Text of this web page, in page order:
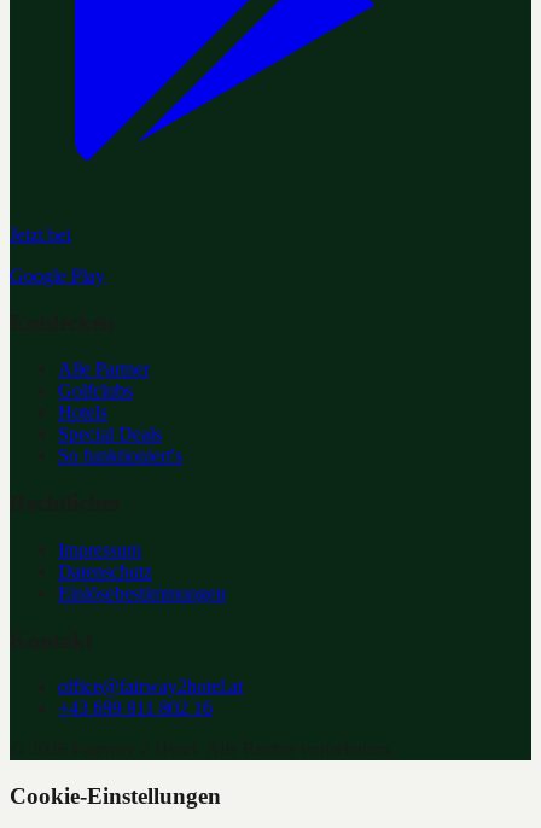
Jetzt bei
Google Play
Alle Partner
Golfclubs
Hotels
Special Deals
So funktioniert's
Impressum
Datenschutz
Einlösebestimmungen
office@fairway2hotel.at
+43 699 811 802 16
Cookie-Einstellungen